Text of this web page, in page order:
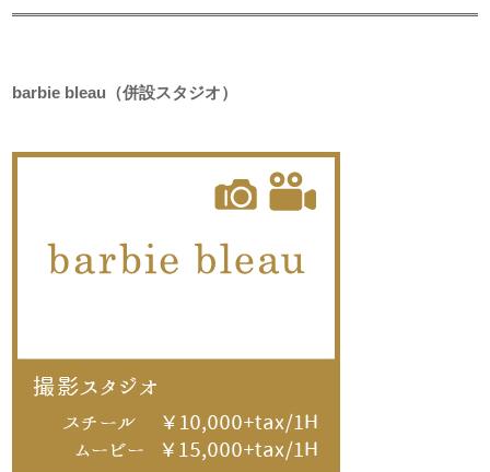
barbie bleau（併設スタジオ）